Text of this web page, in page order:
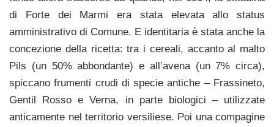
di Forte dei Marmi era stata elevata allo status
amministrativo di Comune. E identitaria è stata anche la
concezione della ricetta: tra i cereali, accanto al malto
Pils (un 50% abbondante) e all’avena (un 7% circa),
spiccano frumenti crudi di specie antiche – Frassineto,
Gentil Rosso e Verna, in parte biologici – utilizzate
anticamente nel territorio versiliese. Poi una compagine